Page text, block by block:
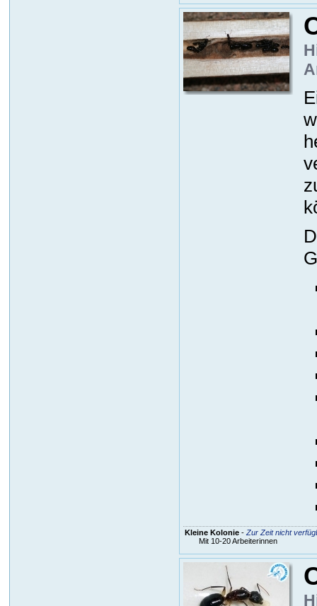
Kleine Kolonie- Zur Zeit nicht
Mit 10-20 Arbeiterinnen